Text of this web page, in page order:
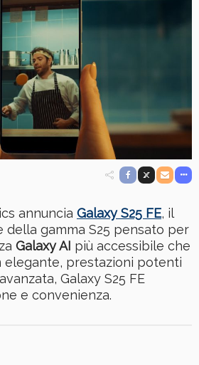
annuncia Galaxy S25 FE, il
della gamma S25 pensato per
Galaxy AI più accessibile che
elegante, prestazioni potenti
Galaxy S25 FE
e convenienza.